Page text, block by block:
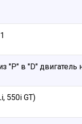
в "D" двигатель
550i GT)